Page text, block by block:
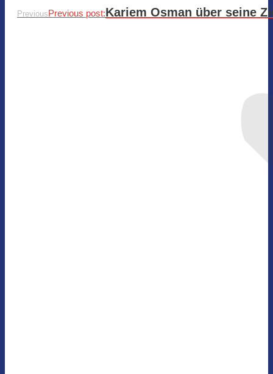
PreviousPrevious post:Kariem Osman über seine